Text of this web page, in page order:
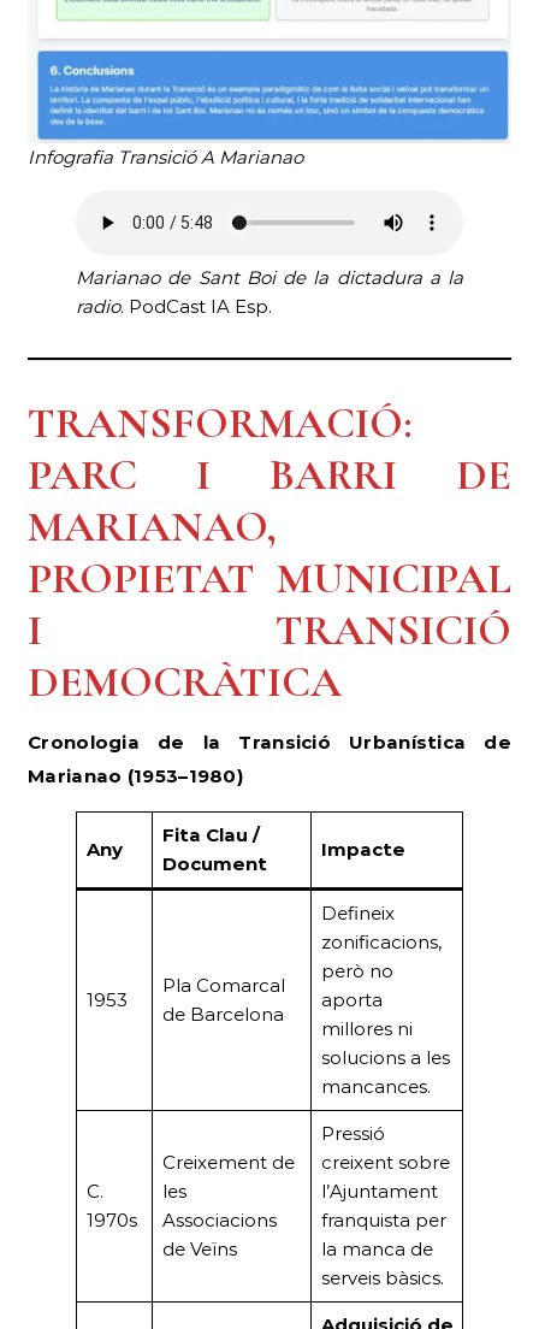
Infografia Transició A Marianao
Marianao de Sant Boi de la dictadura a la
radio. PodCast IA Esp.
TRANSFORMACIÓ:
PARC I BARRI DE
MARIANAO,
PROPIETAT MUNICIPAL
I TRANSICIÓ
DEMOCRÀTICA
Cronologia de la Transició Urbanística de
Marianao (1953–1980)
Any
Fita Clau /
Document
Impacte
1953
Pla Comarcal
de Barcelona
Defineix
zonificacions,
però no
aporta
millores ni
solucions a les
mancances.
C.
1970s
Creixement de
les
Associacions
de Veïns
Pressió
creixent sobre
l’Ajuntament
franquista per
la manca de
serveis bàsics.